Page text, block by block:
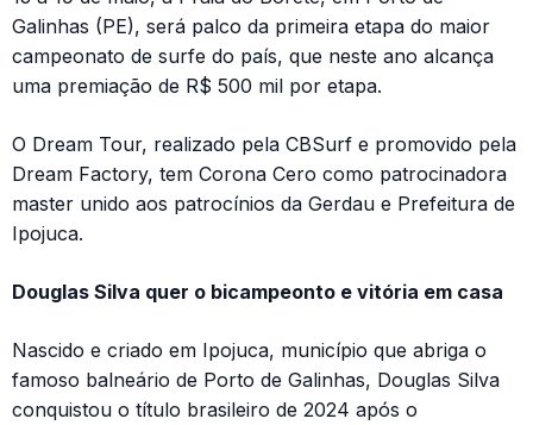
Galinhas (PE), será palco da primeira etapa do maior
campeonato de surfe do país, que neste ano alcança
uma premiação de R$ 500 mil por etapa.
O Dream Tour, realizado pela CBSurf e promovido pela
Dream Factory, tem Corona Cero como patrocinadora
master unido aos patrocínios da Gerdau e Prefeitura de
Ipojuca.
Douglas Silva quer o bicampeonto e vitória em casa
Nascido e criado em Ipojuca, município que abriga o
famoso balneário de Porto de Galinhas, Douglas Silva
conquistou o título brasileiro de 2024 após o